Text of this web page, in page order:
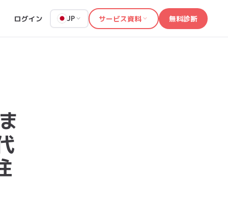
ログイン JP サービス資料 無料診断